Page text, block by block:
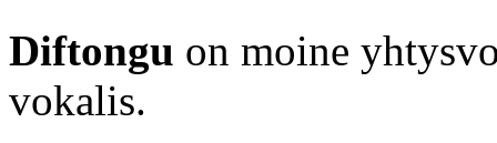
Diftongu on moine
vokalis.